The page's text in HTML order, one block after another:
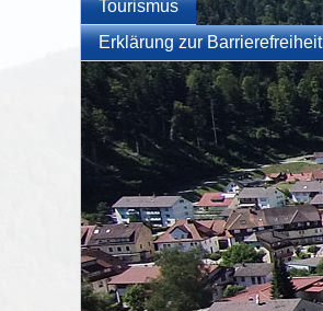
Tourismus
Erklärung zur Barrierefreiheit